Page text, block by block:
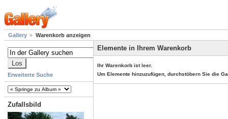
Gallery Warenkorb anzeigen
Erweiterte Suche
Zufallsbild
Elemente in Ihrem Warenkorb
Ihr Warenkorb ist leer.
Um Elemente hinzuzufügen, durchstöbern Sie die